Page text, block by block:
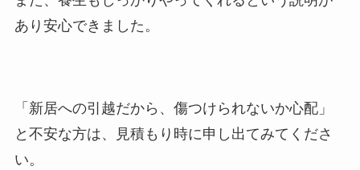
あり安心できました。
「新居への引越だから、傷つけられないか心配」
と不安な方は、見積もり時に申し出てみてくださ
い。